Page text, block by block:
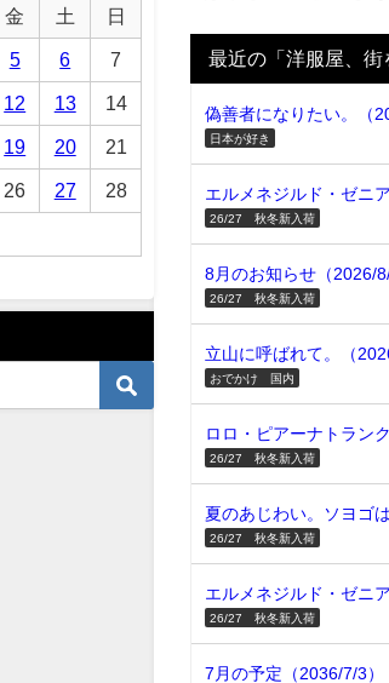
最近の「洋服屋、街
偽善者になりたい。（
日本が好き
エルメネジルド・ゼニ
26/27 秋冬新入荷
8月のお知らせ（2026/8/
26/27 秋冬新入荷
立山に呼ばれて。（
おでかけ 国内
ロロ・ピアーナトラン
26/27 秋冬新入荷
夏のあじわい。ソヨゴ
26/27 秋冬新入荷
エルメネジルド・ゼニ
26/27 秋冬新入荷
7月の予定（2036/7/3）
金 土 日
5 6 7
12 13 14
19 20 21
26 27 28